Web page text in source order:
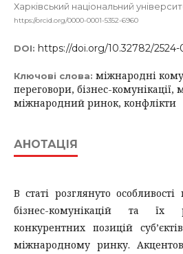
Харківський національний
https://orcid.org/0000-0001-5352-6960
DOI: https://doi.org/10.32782/
Ключові слова: міжнародні
переговори, бізнес-
міжнародний ринок, конфлікти
АНОТАЦІЯ
В статі розглянуто
бізнес-комунікацій та
конкурентних позицій
міжнародному ринку.